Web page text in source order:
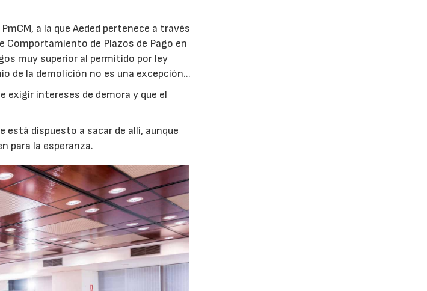
a la que Aeded pertenece a través
Comportamiento de Plazos de Pago en
muy superior al permitido por ley
de la demolición no es una excepción...
exigir intereses de demora y que el
está dispuesto a sacar de allí, aunque
para la esperanza.